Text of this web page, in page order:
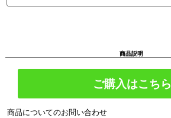
商品説明
ご購入はこちら
商品についてのお問い合わせ